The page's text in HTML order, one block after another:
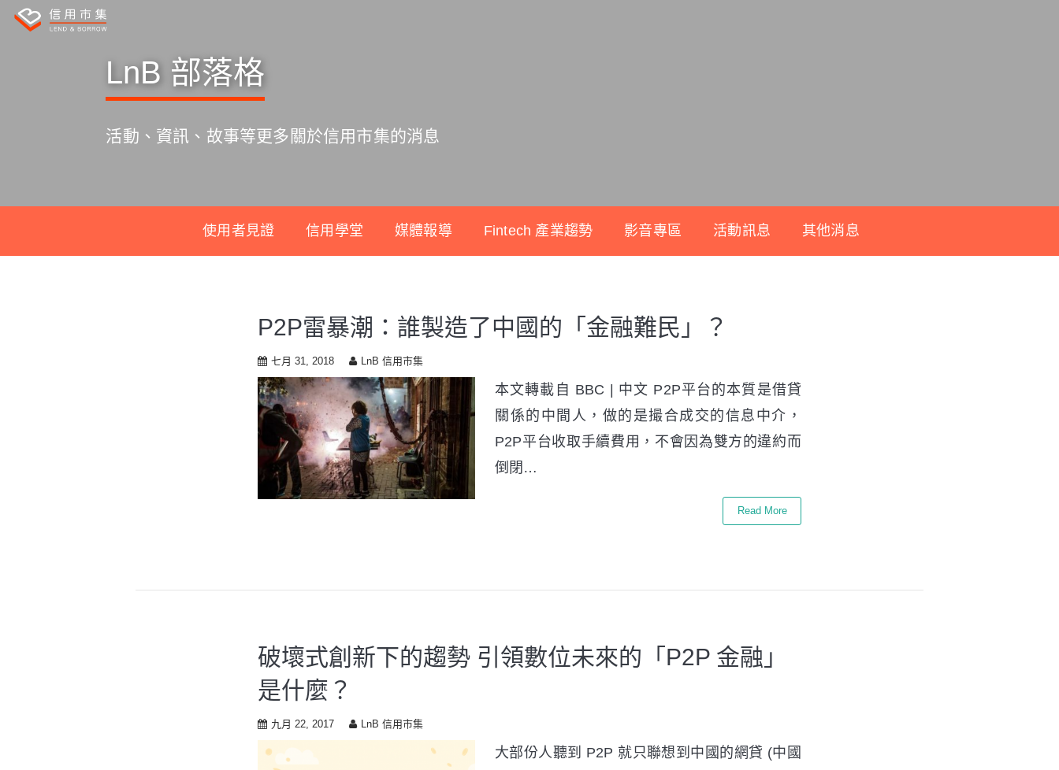
LnB 部落格
活動、資訊、故事等更多關於信用市集的消息
使用者見證 信用學堂 媒體報導 Fintech 產業趨勢 影音專區 活動訊息 其他消息
P2P雷暴潮：誰製造了中國的「金融難民」？
七月 31, 2018 LnB 信用市集
本文轉載自 BBC | 中文 P2P平台的本質是借貸
關係的中間人，做的是撮合成交的信息中介，
P2P平台收取手續費用，不會因為雙方的違約而
倒閉…
Read More
破壞式創新下的趨勢 引領數位未來的「P2P 金融」
是什麼？
九月 22, 2017 LnB 信用市集
大部份人聽到 P2P 就只聯想到中國的網貸 (中國